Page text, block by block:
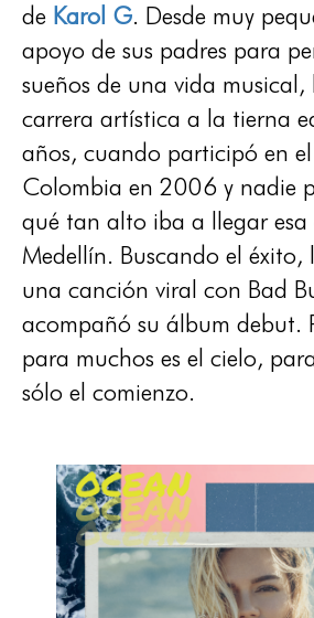
de Karol G. Desde muy
apoyo de sus padres para
sueños de una vida
carrera artística a la tierna
años, cuando participó en
Colombia en 2006 y nadie
qué tan alto iba a llegar
Medellín. Buscando el
una canción viral con Bad
acompañó su álbum debut.
para muchos es el cielo,
sólo el comienzo.